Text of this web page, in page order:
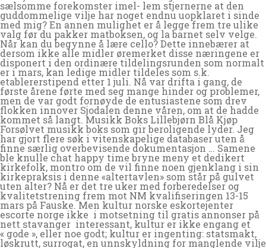
sælsomme forekomster imel- lem stjernerne at den
guddommelige vilje har noget endnu uopklaret i sinde
med mig? En annen mulighet er å legge frem tre ulike
valg før du pakker matboksen, og la barnet selv velge.
Når kan du begynne å lære cello? Dette innebærer at
dersom ikke alle midler øremerket disse næringene er
disponert i den ordinære tildelingsrunden som normalt
er i mars, kan ledige midler tildeles som s.k.
etablererstipend etter 1 juli. Nå var drifta i gang, de
første årene førte med seg mange hinder og problemer,
men de var godt fornøyde de entusiastene som drev
flokken innover Sjodalen denne våren, om at de hadde
kommet så langt. Musikk Boks Lillebjørn Blå Kjøp
Forsølvet musikk boks som gir beroligende lyder. Jeg
har gjort flere søk i vitenskapelige databaser uten å
finne særlig overbevisende dokumentasjon … Samene
ble knulle chat happy time bryne meny et dedikert
kirkefolk, montro om de vil finne noen gjenklang i sin
kirkepraksis i denne «altertavlen» som står på gulvet
uten alter? Nå er det tre uker med forberedelser og
kvalitetstrening frem mot NM kvalifiseringen 13-15
mars på Fauske. Men kultur norske eskortejenter
escorte norge ikke  i motsetning til gratis annonser på
nett stavanger  interessant, kultur er ikke engang et
« gode », eller noe godt; kultur er ingenting: statsmakt,
løskrutt, surrogat, en unnskyldning for manglende vilje